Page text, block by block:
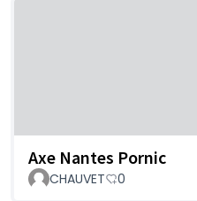
Axe Nantes Pornic
CHAUVET 0